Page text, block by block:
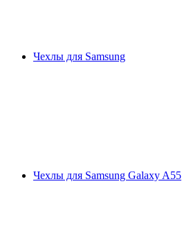
Чехлы для Samsung
Чехлы для Samsung Galaxy A55